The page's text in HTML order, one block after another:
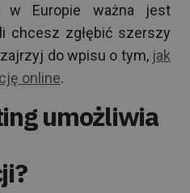
w Europie ważna jest
chcesz zgłębić szerszy
do wpisu o tym, jak
online.
umożliwia